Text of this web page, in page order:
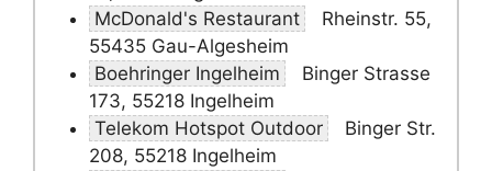
McDonald's Restaurant
Rheinstr. 55,
55435 Gau-Algesheim
Boehringer Ingelheim
Binger Strasse
173, 55218 Ingelheim
Telekom Hotspot Outdoor
Binger Str.
208, 55218 Ingelheim